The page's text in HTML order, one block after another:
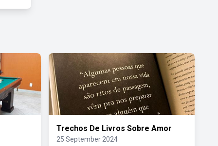
Trechos De Livros Sobre Amor
25 September 2024